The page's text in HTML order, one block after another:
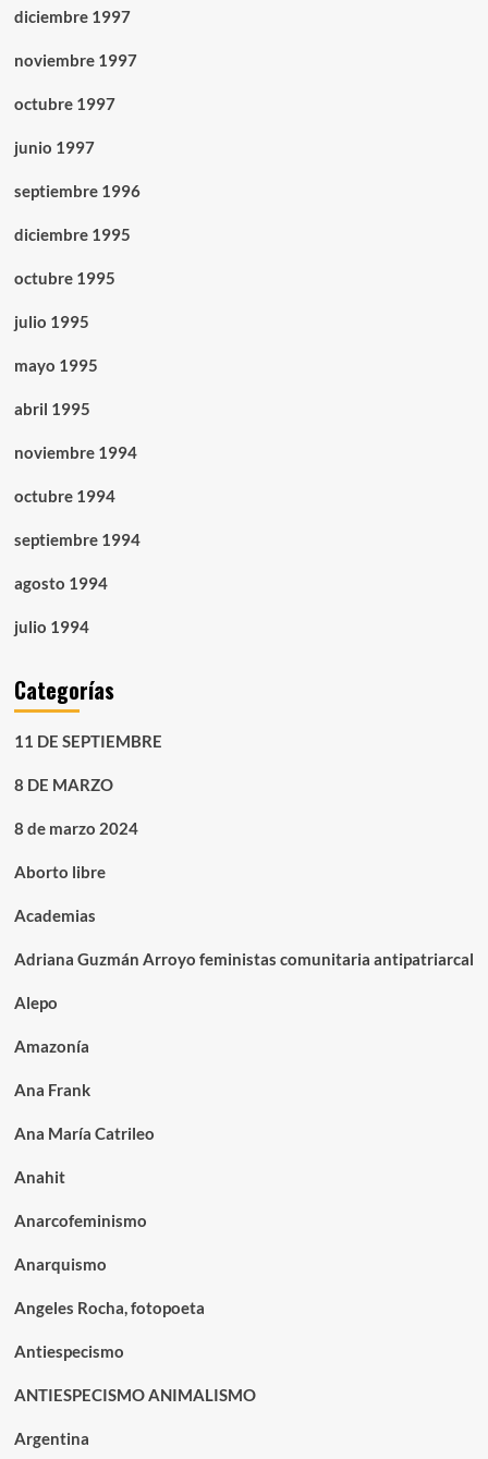
diciembre 1997
noviembre 1997
octubre 1997
junio 1997
septiembre 1996
diciembre 1995
octubre 1995
julio 1995
mayo 1995
abril 1995
noviembre 1994
octubre 1994
septiembre 1994
agosto 1994
julio 1994
Categorías
11 DE SEPTIEMBRE
8 DE MARZO
8 de marzo 2024
Aborto libre
Academias
Adriana Guzmán Arroyo feministas comunitaria antipatriarcal
Alepo
Amazonía
Ana Frank
Ana María Catrileo
Anahit
Anarcofeminismo
Anarquismo
Angeles Rocha, fotopoeta
Antiespecismo
ANTIESPECISMO ANIMALISMO
Argentina